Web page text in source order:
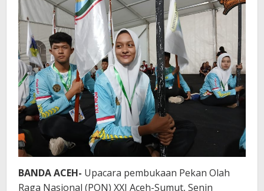
Papua
Barat
Daya
BANDA ACEH- Upacara pembukaan Pekan Olah
Raga Nasional (PON) XXI Aceh-Sumut, Senin